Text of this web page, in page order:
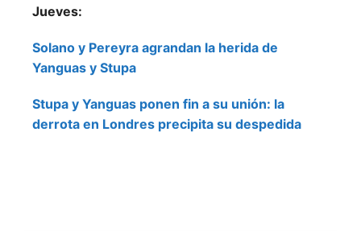
Jueves:
Solano y Pereyra agrandan la herida de
Yanguas y Stupa
Stupa y Yanguas ponen fin a su unión: la
derrota en Londres precipita su despedida